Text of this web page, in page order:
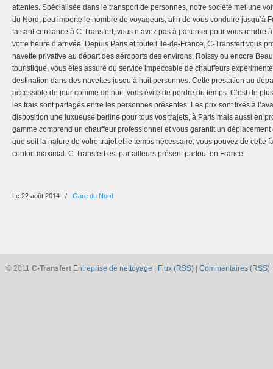
attentes. Spécialisée dans le transport de personnes, notre société met une
du Nord, peu importe le nombre de voyageurs, afin de vous conduire jusqu’à
faisant confiance à C-Transfert, vous n’avez pas à patienter pour vous rendre
votre heure d’arrivée. Depuis Paris et toute l’Ile-de-France, C-Transfert vous
navette privative au départ des aéroports des environs, Roissy ou encore
touristique, vous êtes assuré du service impeccable de chauffeurs
destination dans des navettes jusqu’à huit personnes. Cette prestation au
accessible de jour comme de nuit, vous évite de perdre du temps. C’est de
les frais sont partagés entre les personnes présentes. Les prix sont fixés à
disposition une luxueuse berline pour tous vos trajets, à Paris mais aussi en
gamme comprend un chauffeur professionnel et vous garantit un déplacement
que soit la nature de votre trajet et le temps nécessaire, vous pouvez de cette
confort maximal. C-Transfert est par ailleurs présent partout en France.
Le 22 août 2014 / Gare du Nord
© 2011 C-Transfert Entreprise de nettoyage Flux (RSS) Commentaires (RSS)